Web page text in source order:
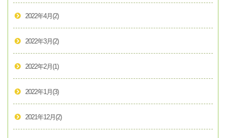
2022年4月 (2)
2022年3月 (2)
2022年2月 (1)
2022年1月 (3)
2021年12月 (2)